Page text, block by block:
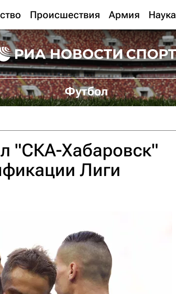
Происшествия Армия Наука
Футбол
"СКА-Хабаровск"
Лиги